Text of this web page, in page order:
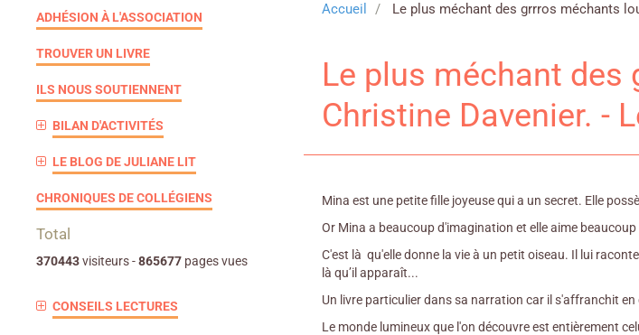
Accueil Le plus méchant des grrros méchants
Le plus méchant
Christine Davenier. -
Mina est une petite fille joyeuse qui a un secret. Elle
Or Mina a beaucoup d'imagination et elle aime
C'est là qu'elle donne la vie à un petit oiseau. Il lui
là qu’il apparaît...
Un livre particulier dans sa narration car il s'affranchit
Le monde lumineux que l'on découvre est entièrement
ADHÉSION À L'ASSOCIATION
TROUVER UN LIVRE
ILS NOUS SOUTIENNENT
BILAN D'ACTIVITÉS
LE BLOG DE JULIANE LIT
CHRONIQUES DE COLLÉGIENS
Total
370443visiteurs -865677 pages vues
CONSEILS LECTURES